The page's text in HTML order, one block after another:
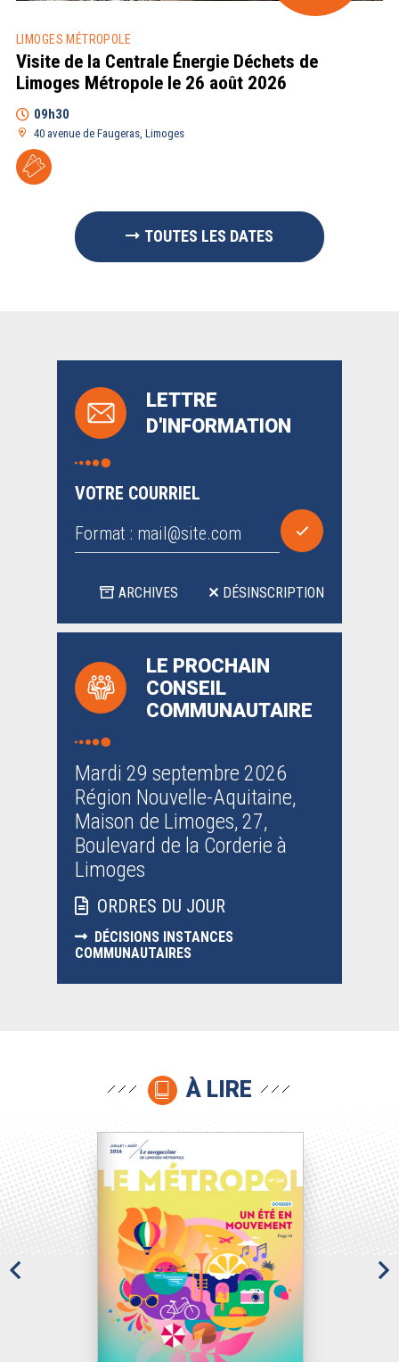
LIMOGES MÉTROPOLE
Visite de la Centrale Énergie Déchets de
Limoges Métropole le 26 août 2026
09h30
40 avenue de Faugeras, Limoges
TOUTES LES DATES
LETTRE
D'INFORMATION
VOTRE COURRIEL
Format : mail@site.com
ARCHIVES DÉSINSCRIPTION
LE PROCHAIN
CONSEIL
COMMUNAUTAIRE
Mardi 29 septembre 2026
Région Nouvelle-Aquitaine,
Maison de Limoges, 27,
Boulevard de la Corderie à
Limoges
ORDRES DU JOUR
DÉCISIONS INSTANCES
COMMUNAUTAIRES
À LIRE